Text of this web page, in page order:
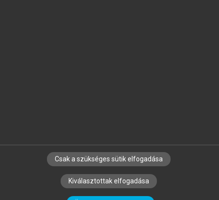
SZERZŐKNEK CÉGEKNEK KÖNYVTÁROSOKNAK
SZERKESZTÉSI ÉS LEKTORÁLÁSI ALAPELVEK
Csak a szükséges sütik elfogadása
Kiválasztottak elfogadása